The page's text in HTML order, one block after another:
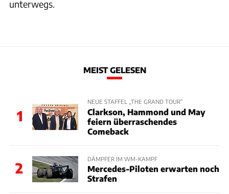
unterwegs.
MEIST GELESEN
1
NEUE STAFFEL „THE GRAND TOUR“
Clarkson, Hammond und May
feiern überraschendes
Comeback
2
DÄMPFER IM WM-KAMPF
Mercedes-Piloten erwarten noch
Strafen